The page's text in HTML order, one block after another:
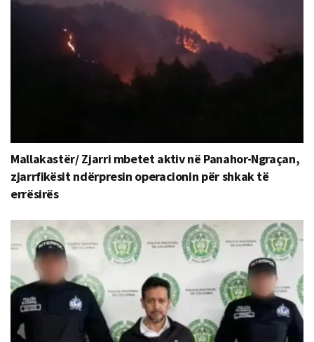
Mallakastër/ Zjarri mbetet aktiv në Panahor-Ngraçan,
zjarrfikësit ndërpresin operacionin për shkak të
errësirës